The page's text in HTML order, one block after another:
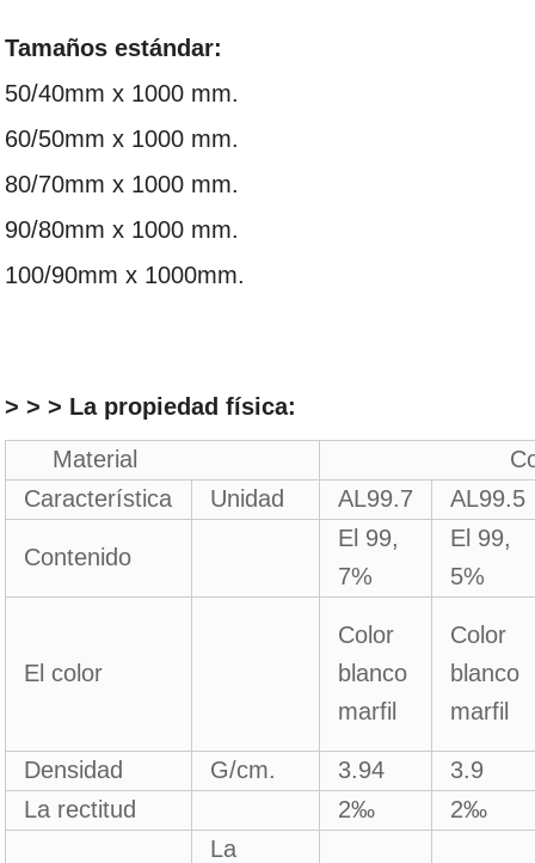
Tamaños estándar:
50/40mm x 1000 mm.
60/50mm x 1000 mm.
80/70mm x 1000 mm.
90/80mm x 1000 mm.
100/90mm x 1000mm.
> > > La propiedad física:
Material
Característica
Unidad AL99.7 AL99.5
Contenido
El 99,
7%
El 99,
5%
El color
Color
blanco
marfil
Color
blanco
marfil
Densidad G/cm. 3.94
3.9
La rectitud
2‰ 2‰
La